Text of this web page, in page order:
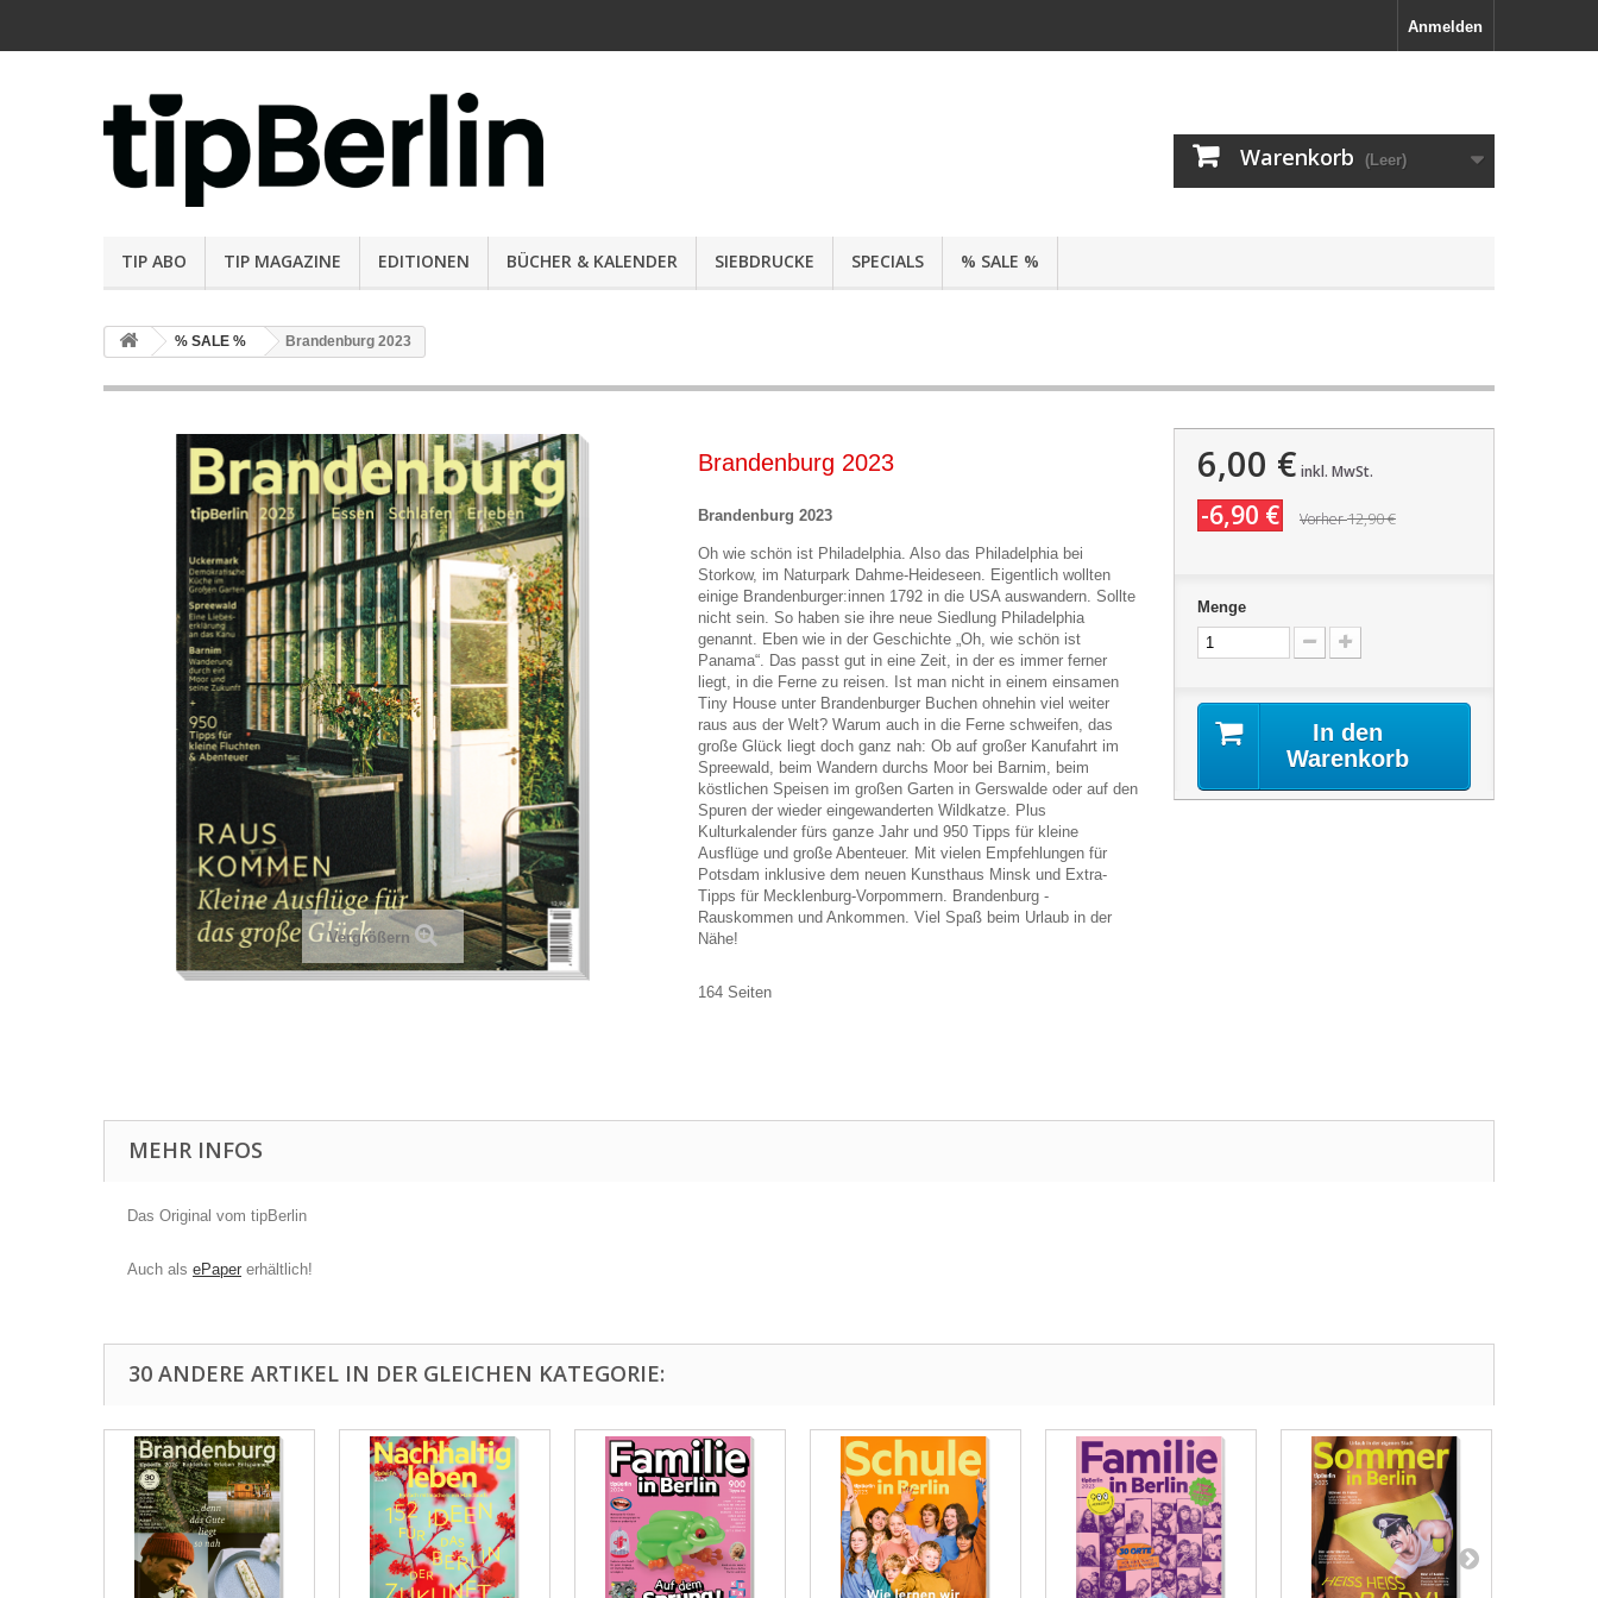
Anmelden
Warenkorb (Leer)
TIP ABO TIP MAGAZINE EDITIONEN BÜCHER & KALENDER SIEBDRUCKE SPECIALS % SALE %
% SALE % Brandenburg 2023
Vergrößern
Brandenburg 2023
Brandenburg 2023
Oh wie schön ist Philadelphia. Also das Philadelphia bei
Storkow, im Naturpark Dahme-Heideseen. Eigentlich wollten
einige Brandenburger:innen 1792 in die USA auswandern. Sollte
nicht sein. So haben sie ihre neue Siedlung Philadelphia
genannt. Eben wie in der Geschichte „Oh, wie schön ist
Panama“. Das passt gut in eine Zeit, in der es immer ferner
liegt, in die Ferne zu reisen. Ist man nicht in einem einsamen
Tiny House unter Brandenburger Buchen ohnehin viel weiter
raus aus der Welt? Warum auch in die Ferne schweifen, das
große Glück liegt doch ganz nah: Ob auf großer Kanufahrt im
Spreewald, beim Wandern durchs Moor bei Barnim, beim
köstlichen Speisen im großen Garten in Gerswalde oder auf den
Spuren der wieder eingewanderten Wildkatze. Plus
Kulturkalender fürs ganze Jahr und 950 Tipps für kleine
Ausflüge und große Abenteuer. Mit vielen Empfehlungen für
Potsdam inklusive dem neuen Kunsthaus Minsk und Extra-
Tipps für Mecklenburg-Vorpommern. Brandenburg -
Rauskommen und Ankommen. Viel Spaß beim Urlaub in der
Nähe!
164 Seiten
6,00 € inkl. MwSt.
-6,90 € Vorher12,90 €
Menge
In den
Warenkorb
MEHR INFOS
Das Original vom tipBerlin
Auch als ePaper erhältlich!
30 ANDERE ARTIKEL IN DER GLEICHEN KATEGORIE: